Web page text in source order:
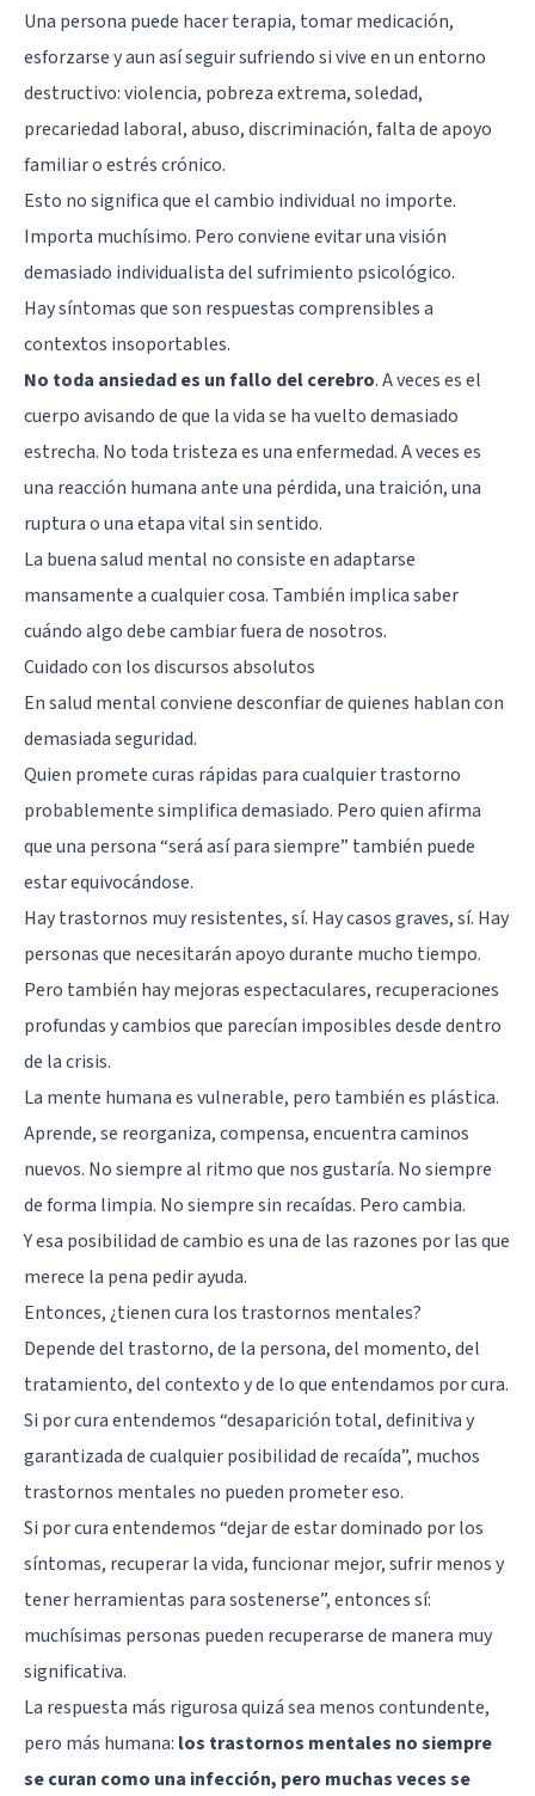
Una persona puede hacer terapia, tomar medicación,
esforzarse y aun así seguir sufriendo si vive en un entorno
destructivo: violencia, pobreza extrema, soledad,
precariedad laboral, abuso, discriminación, falta de apoyo
familiar o estrés crónico.
Esto no significa que el cambio individual no importe.
Importa muchísimo. Pero conviene evitar una visión
demasiado individualista del sufrimiento psicológico.
Hay síntomas que son respuestas comprensibles a
contextos insoportables.
No toda ansiedad es un fallo del cerebro. A veces es el
cuerpo avisando de que la vida se ha vuelto demasiado
estrecha. No toda tristeza es una enfermedad. A veces es
una reacción humana ante una pérdida, una traición, una
ruptura o una etapa vital sin sentido.
La buena salud mental no consiste en adaptarse
mansamente a cualquier cosa. También implica saber
cuándo algo debe cambiar fuera de nosotros.
Cuidado con los discursos absolutos
En salud mental conviene desconfiar de quienes hablan con
demasiada seguridad.
Quien promete curas rápidas para cualquier trastorno
probablemente simplifica demasiado. Pero quien afirma
que una persona “será así para siempre” también puede
estar equivocándose.
Hay trastornos muy resistentes, sí. Hay casos graves, sí. Hay
personas que necesitarán apoyo durante mucho tiempo.
Pero también hay mejoras espectaculares, recuperaciones
profundas y cambios que parecían imposibles desde dentro
de la crisis.
La mente humana es vulnerable, pero también es plástica.
Aprende, se reorganiza, compensa, encuentra caminos
nuevos. No siempre al ritmo que nos gustaría. No siempre
de forma limpia. No siempre sin recaídas. Pero cambia.
Y esa posibilidad de cambio es una de las razones por las que
merece la pena pedir ayuda.
Entonces, ¿tienen cura los trastornos mentales?
Depende del trastorno, de la persona, del momento, del
tratamiento, del contexto y de lo que entendamos por cura.
Si por cura entendemos “desaparición total, definitiva y
garantizada de cualquier posibilidad de recaída”, muchos
trastornos mentales no pueden prometer eso.
Si por cura entendemos “dejar de estar dominado por los
síntomas, recuperar la vida, funcionar mejor, sufrir menos y
tener herramientas para sostenerse”, entonces sí:
muchísimas personas pueden recuperarse de manera muy
significativa.
La respuesta más rigurosa quizá sea menos contundente,
pero más humana: los trastornos mentales no siempre
se curan como una infección, pero muchas veces se